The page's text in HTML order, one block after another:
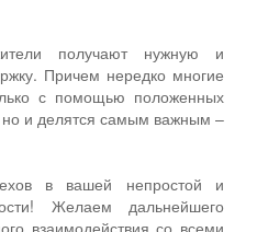
получают нужную и
Причем нередко многие
с помощью положенных
но и делятся самым важным –
в вашей непростой и
Желаем дальнейшего